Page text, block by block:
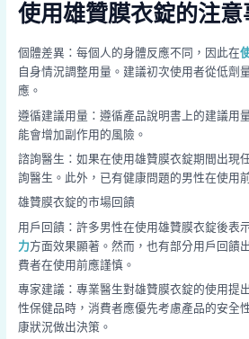
使用雄贊膜衣錠的注意
個體差異：每個人的身體反應不同，因此在
自身情況調整用量。建議初次使用者從低劑
應。
遵循建議用量：遵循產品說明書上的建議用
能會增加副作用的風險。
諮詢醫生：如果在使用雄贊膜衣錠期間出現
詢醫生。此外，已有健康問題的男性在使用
雄贊膜衣錠的市場回饋
用戶回饋：許多男性在使用雄贊膜衣錠後表
力方面效果顯著。然而，也有部分用戶回饋
費者在使用前應謹慎。
專家建議：專業醫生對雄贊膜衣錠的使用提
性保健品時，消費者應優先考慮產品的安全
康狀況做出決策。